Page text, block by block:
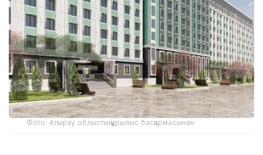
Фото: Атырау облыстық құрылыс басқармасынан